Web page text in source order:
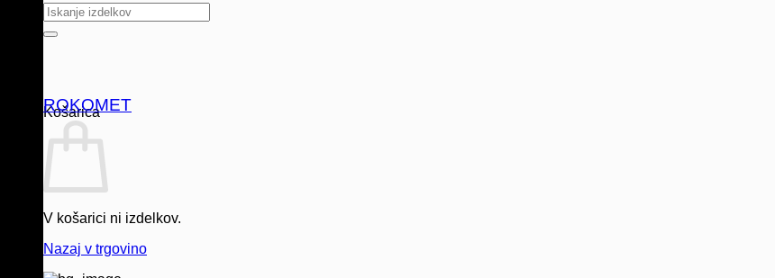
Išči:
Košarica
V košarici ni izdelkov.
Nazaj v trgovino
ROKOMET